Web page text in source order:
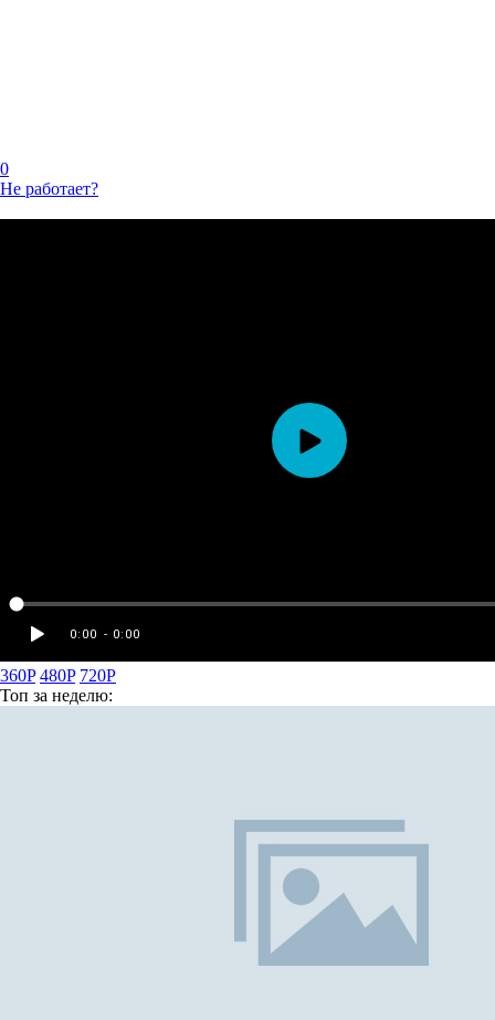
0
Не работает?
360P 480P 720P
Топ за неделю: